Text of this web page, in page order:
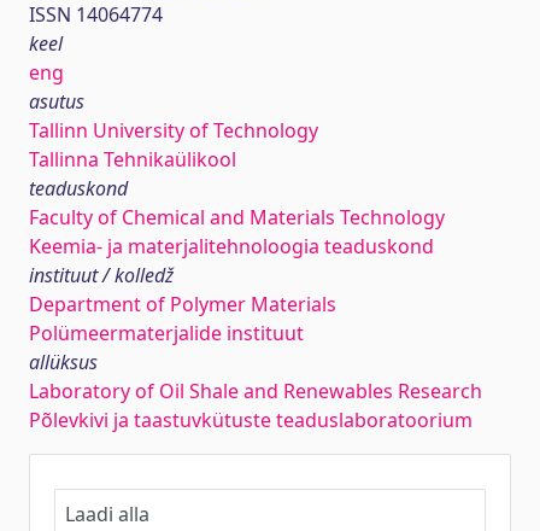
ISSN 14064774
keel
eng
asutus
Tallinn University of Technology
Tallinna Tehnikaülikool
teaduskond
Faculty of Chemical and Materials Technology
Keemia- ja materjalitehnoloogia teaduskond
instituut / kolledž
Department of Polymer Materials
Polümeermaterjalide instituut
allüksus
Laboratory of Oil Shale and Renewables Research
Põlevkivi ja taastuvkütuste teaduslaboratoorium
Laadi alla